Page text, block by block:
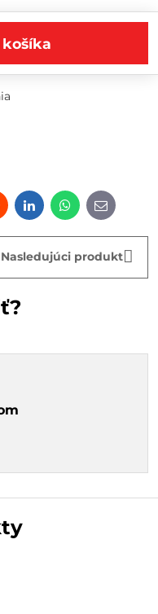
košíka
LinkedInWhatsApp
E-
mail
Nasledujúci produkt